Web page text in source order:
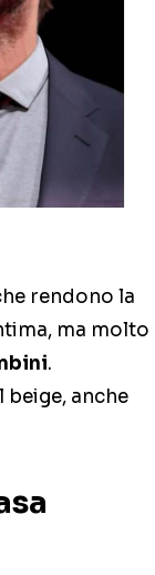
rendono la
ma molto
.
anche